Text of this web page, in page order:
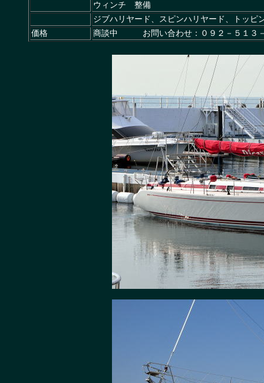
ウィンチ 整備
ジブハリヤード、スピンハリヤード、トッピ
価格
商談中 お問い合わせ：０９２－５１